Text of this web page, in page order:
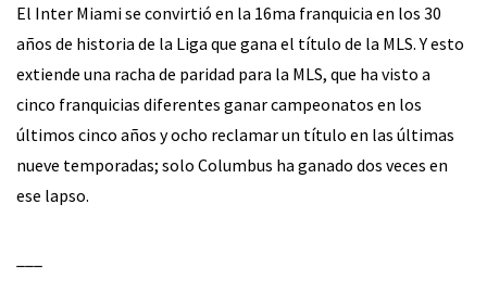
El Inter Miami se convirtió en la 16ma franquicia en los 30
años de historia de la Liga que gana el título de la MLS. Y esto
extiende una racha de paridad para la MLS, que ha visto a
cinco franquicias diferentes ganar campeonatos en los
últimos cinco años y ocho reclamar un título en las últimas
nueve temporadas; solo Columbus ha ganado dos veces en
ese lapso.